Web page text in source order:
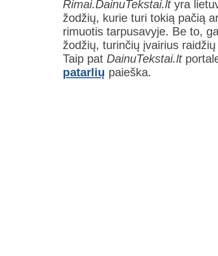
Rimai.DainuTekstai.ltyra
žodžių, kurie turi tokią pačią
rimuotis tarpusavyje. Be to,
žodžių, turinčių įvairius
Taip pat DainuTekstai.lt
patarlių paieška.